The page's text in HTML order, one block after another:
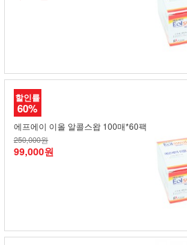
할인률
60%
에프에이 이올 알콜스왑 100매*60팩
250,000원
99,000원